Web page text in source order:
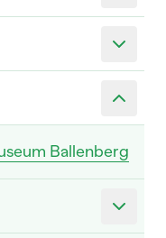
Ballenberg